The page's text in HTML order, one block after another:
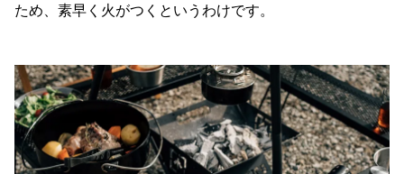
ため、素早く火がつくというわけです。